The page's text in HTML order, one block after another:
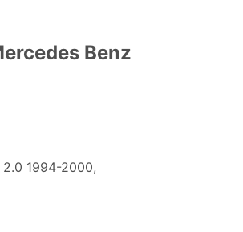
Benz
2.0 1994-2000,